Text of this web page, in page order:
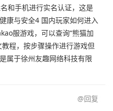
和手机进行实名认证，这是
康与安全4 国内玩家如何进入
服游戏，可以查询“熊猫加
程，按步骤操作进行游戏但
属于徐州友趣网络科技有限
@回复